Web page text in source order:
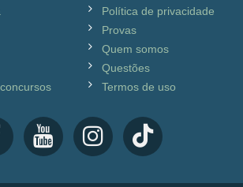
Política de privacidade
Provas
Quem somos
Questões
Termos de uso